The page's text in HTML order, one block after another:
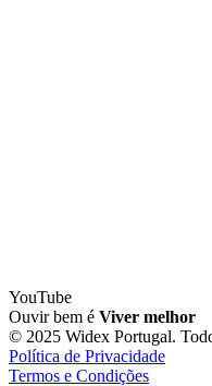
YouTube
Ouvir bem é Viver melhor
© 2025 Widex Portugal.
Política de Privacidade
Termos e Condições